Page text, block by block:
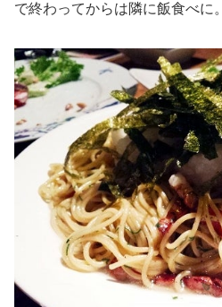
で終わってからは隣に飯食べに。